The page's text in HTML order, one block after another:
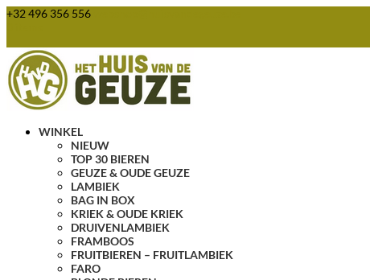
+32 496 356 556
WINKEL
NIEUW
TOP 30 BIEREN
GEUZE & OUDE GEUZE
LAMBIEK
BAG IN BOX
KRIEK & OUDE KRIEK
DRUIVENLAMBIEK
FRAMBOOS
FRUITBIEREN – FRUITLAMBIEK
FARO